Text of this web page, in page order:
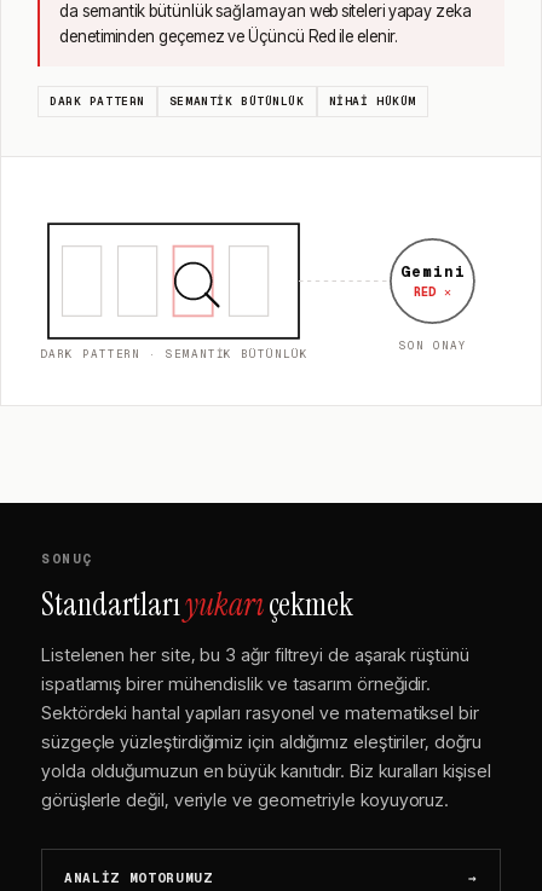
da semantik bütünlük sağlamayan web siteleri yapay zeka
denetiminden geçemez ve Üçüncü Red ile elenir.
DARK PATTERN SEMANTIK BÜTÜNLÜK NIHAI HÜKÜM
DARK PATTERN · SEMANTIK BÜTÜNLÜK
Gemini
RED ✕
SON ONAY
SONUÇ
Standartlarıyukarıçekmek
Listelenen her site, bu 3 ağır filtreyi de aşarak rüştünü
ispatlamış birer mühendislik ve tasarım örneğidir.
Sektördeki hantal yapıları rasyonel ve matematiksel bir
süzgeçle yüzleştirdiğimiz için aldığımız eleştiriler, doğru
yolda olduğumuzun en büyük kanıtıdır. Biz kuralları kişisel
görüşlerle değil, veriyle ve geometriyle koyuyoruz.
ANALIZ MOTORUMUZ →